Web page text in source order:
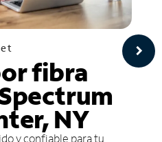
fibra
NY
y confiable para tu